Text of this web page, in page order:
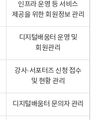
인프라 운영 등 서비스
제공을 위한 회원정보 관리
디지털배움터 운영 및
회원관리
강사·서포터즈 신청 접수
및 현황 관리
디지털배움터 문의자 관리